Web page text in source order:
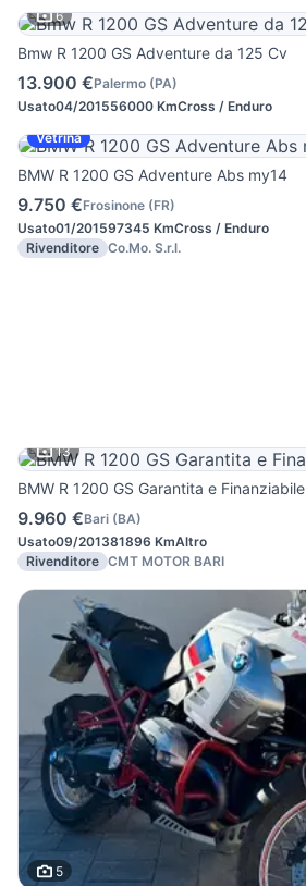
6
Bmw R 1200 GS Adventure da 125 Cv
13.900 €Palermo (PA)
Usato04/201556000 KmCross / Enduro
Vetrina
BMW R 1200 GS Adventure Abs my14
9.750 €Frosinone (FR)
Usato01/201597345 KmCross / Enduro
Rivenditore Co.Mo. S.r.l.
13
BMW R 1200 GS Garantita e Finanziabile
9.960 €Bari (BA)
Usato09/201381896 KmAltro
Rivenditore CMT MOTOR BARI
5